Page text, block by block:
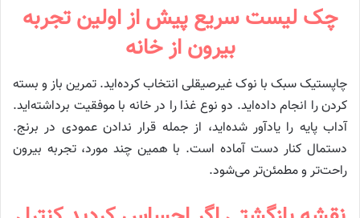
چک‌ لیست سریع پیش از اولین تجربه
بیرون از خانه
چاپستیک سبک با نوک غیرصیقلی انتخاب کرده‌اید. تمرین باز و بسته
کردن را انجام داده‌اید. دو نوع غذا را در خانه با موفقیت برداشته‌اید.
آداب پایه را یادآور شده‌اید، از جمله قرار ندادن عمودی در برنج.
دستمال کنار دست آماده است. با همین چند مورد، تجربه بیرون
راحت‌تر و مطمئن‌تر می‌شود.